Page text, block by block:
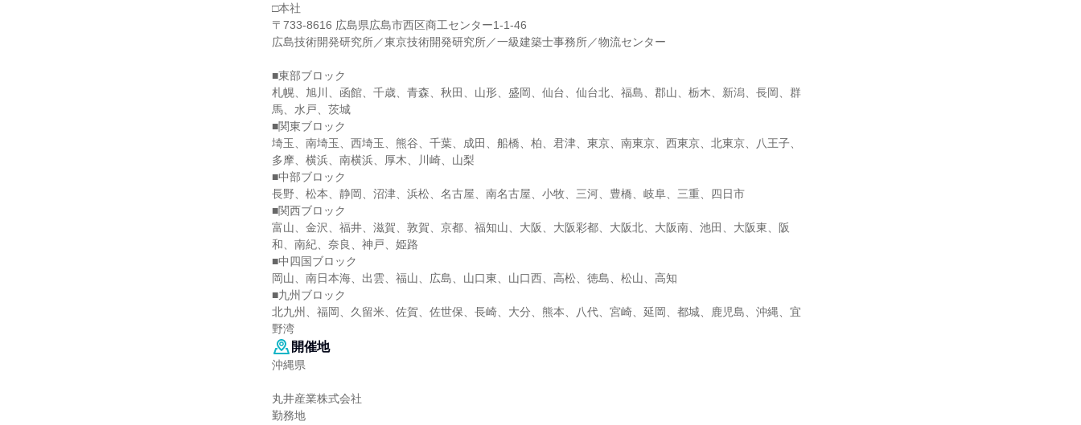
□本社
〒733-8616 広島県広島市西区商工センター1-1-46
広島技術開発研究所／東京技術開発研究所／一級建築士事務所／物流センター
■東部ブロック
札幌、旭川、函館、千歳、青森、秋田、山形、盛岡、仙台、仙台北、福島、郡山、栃木、新潟、長岡、群
馬、水戸、茨城
■関東ブロック
埼玉、南埼玉、西埼玉、熊谷、千葉、成田、船橋、柏、君津、東京、南東京、西東京、北東京、八王子、
多摩、横浜、南横浜、厚木、川崎、山梨
■中部ブロック
長野、松本、静岡、沼津、浜松、名古屋、南名古屋、小牧、三河、豊橋、岐阜、三重、四日市
■関西ブロック
富山、金沢、福井、滋賀、敦賀、京都、福知山、大阪、大阪彩都、大阪北、大阪南、池田、大阪東、阪
和、南紀、奈良、神戸、姫路
■中四国ブロック
岡山、南日本海、出雲、福山、広島、山口東、山口西、高松、徳島、松山、高知
■九州ブロック
北九州、福岡、久留米、佐賀、佐世保、長崎、大分、熊本、八代、宮崎、延岡、都城、鹿児島、沖縄、宜
野湾
開催地
沖縄県
丸井産業株式会社
勤務地